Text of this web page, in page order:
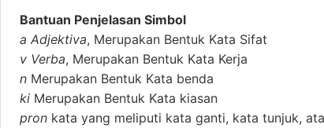
Bantuan Penjelasan Simbol
a Adjektiva, Merupakan Bentuk Kata Sifat
v Verba, Merupakan Bentuk Kata Kerja
n Merupakan Bentuk Kata benda
ki Merupakan Bentuk Kata kiasan
pron kata yang meliputi kata ganti, kata tunjuk,